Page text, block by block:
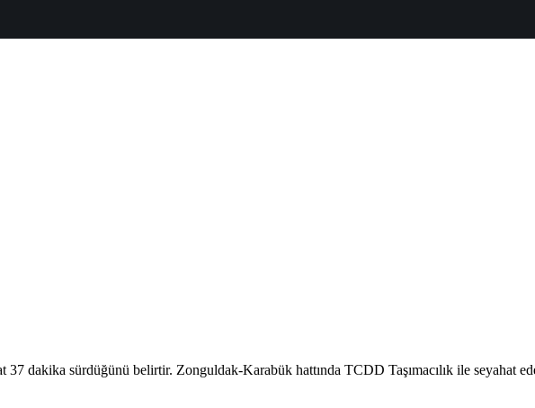
37 dakika sürdüğünü belirtir. Zonguldak-Karabük hattında TCDD Taşımacılık ile seyahat